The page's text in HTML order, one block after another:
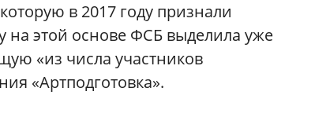
в 2017 году признали
на этой основе ФСБ выделила уже
«из числа участников
«Артподготовка».